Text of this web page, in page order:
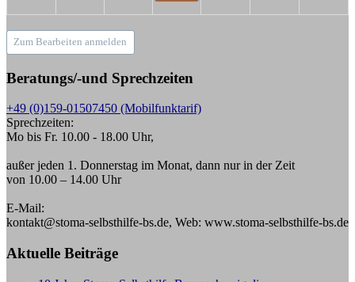
Zum Bearbeiten anmelden
Beratungs/-und Sprechzeiten
+49 (0)159-01507450 (Mobilfunktarif)
Sprechzeiten:
Mo bis Fr. 10.00 - 18.00 Uhr,
außer jeden 1. Donnerstag im Monat, dann nur in der Zeit
von 10.00 – 14.00 Uhr
E-Mail:
kontakt@stoma-selbsthilfe-bs.de, Web: www.stoma-selbsthilfe-bs.de
Aktuelle Beiträge